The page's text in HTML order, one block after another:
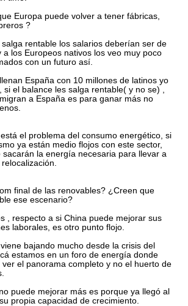
Europa puede volver a tener fábricas,
?
salga rentable los salarios deberían ser de
a los Europeos nativos los veo muy poco
con un futuro así.
España con 10 millones de latinos yo
si el balance les salga rentable( y no se) ,
a España es para ganar más no
el problema del consumo energético, si
ya están medio flojos con este sector,
sacarán la energía necesaria para llevar a
final de las renovables? ¿Creen que
ese escenario?
, respecto a si China puede mejorar sus
laborales, es otro punto flojo.
bajando mucho desde la crisis del
estamos en un foro de energía donde
ver el panorama completo y no el huerto de
puede mejorar más es porque ya llegó al
propia capacidad de crecimiento.